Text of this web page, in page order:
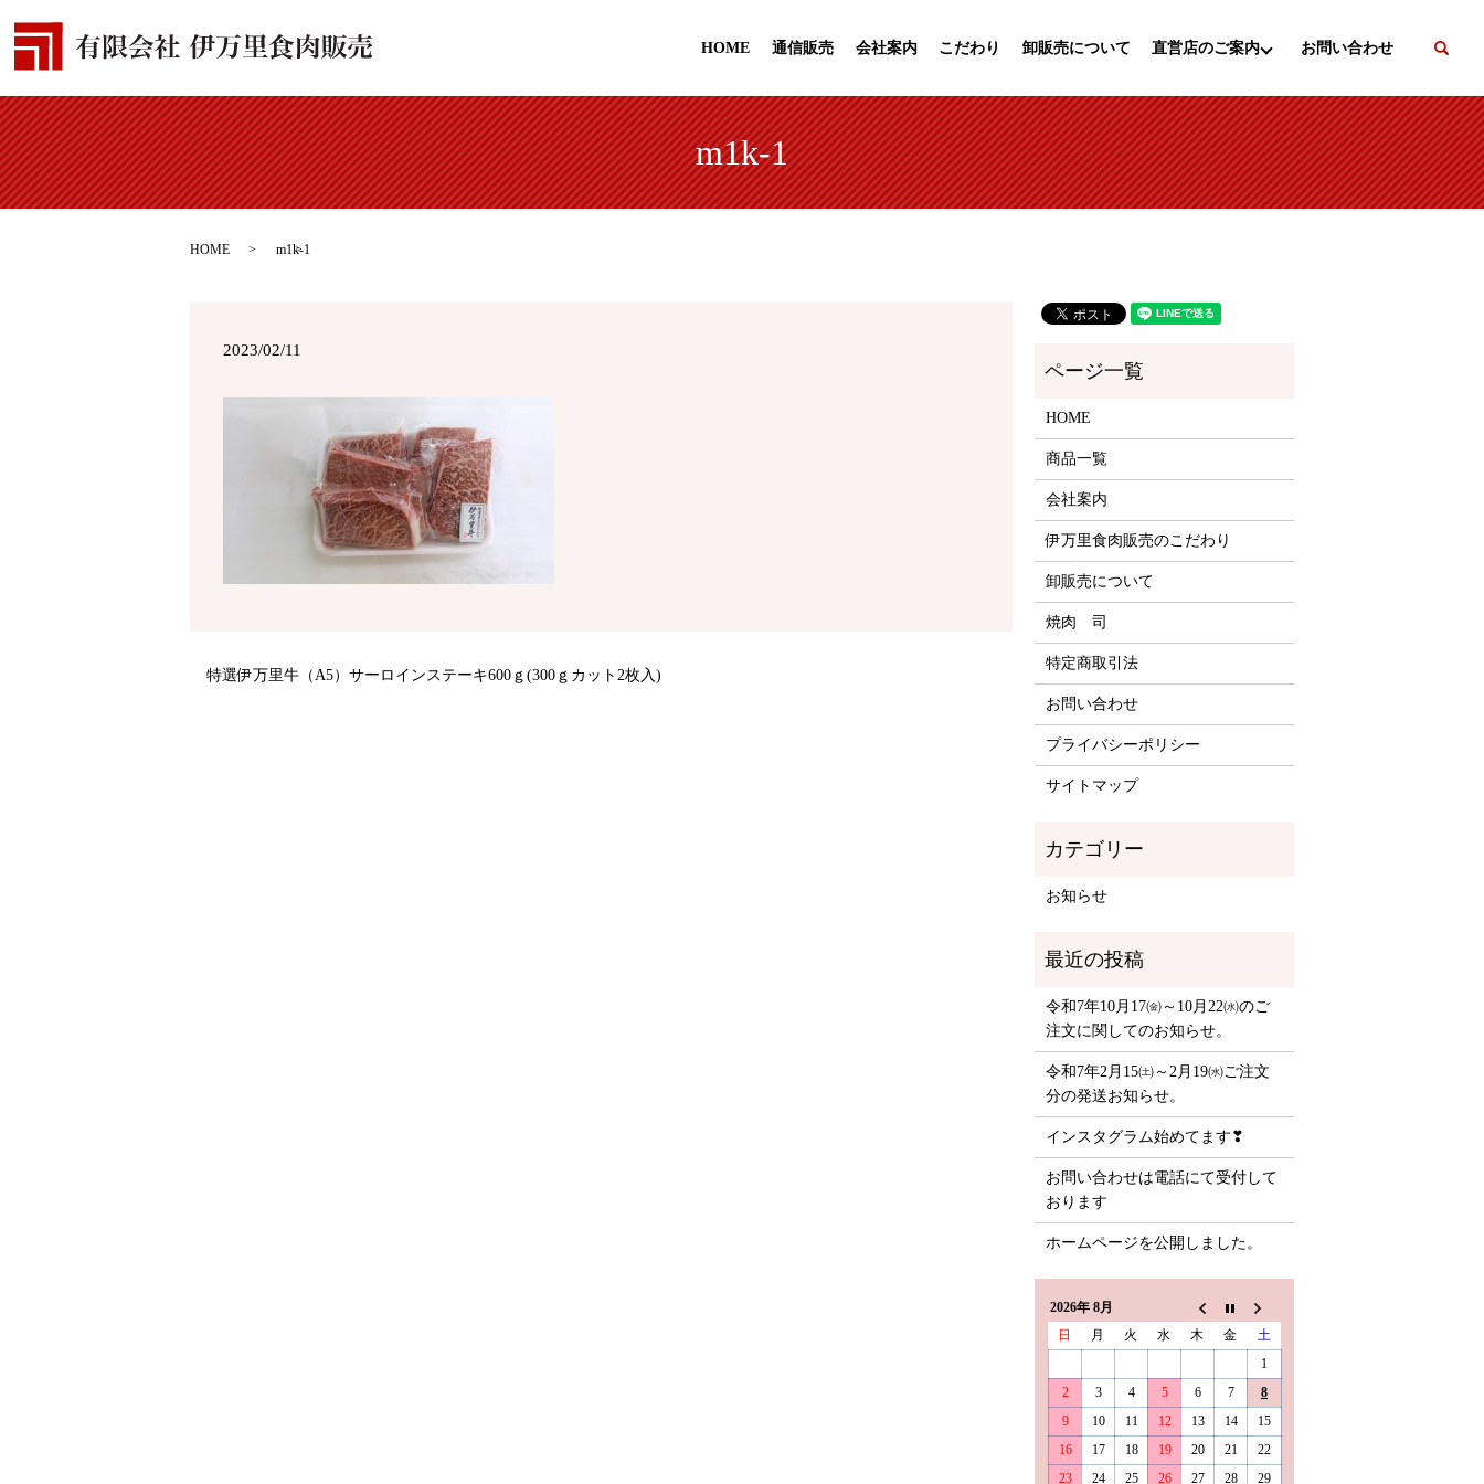
HOME 通信販売 会社案内 こだわり 卸販売について 直営店のご案内 お問い合わせ
m1k-1
HOME m1k-1
2023/02/11
特選伊万里牛（A5）サーロインステーキ600ｇ(300ｇカット2枚入)
HOME
商品一覧
会社案内
伊万里食肉販売のこだわり
卸販売について
焼肉 司
特定商取引法
お問い合わせ
プライバシーポリシー
サイトマップ
お知らせ
令和7年10月17㈮～10月22㈬のご
注文に関してのお知らせ。
令和7年2月15㈯～2月19㈬ご注文
分の発送お知らせ。
インスタグラム始めてます❣
お問い合わせは電話にて受付して
おります
ホームページを公開しました。
2026年 8月
日
月 火 水 木 金
土
1
2
3 4 5 6 7
8
9
10 11 12 13 14
15
16
17 18 19 20 21
22
23
24 25 26 27 28 29